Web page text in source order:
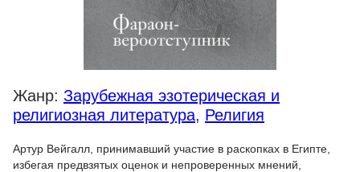
Жанр: Зарубежная эзотерическая и
религиозная литература, Религия
Артур Вейгалл, принимавший участие в раскопках в Египте,
избегая предвзятых оценок и непроверенных мнений,